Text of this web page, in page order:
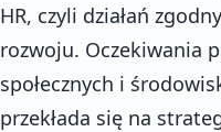
HR, czyli działań
rozwoju. Oczekiwania
społecznych i
przekłada się na